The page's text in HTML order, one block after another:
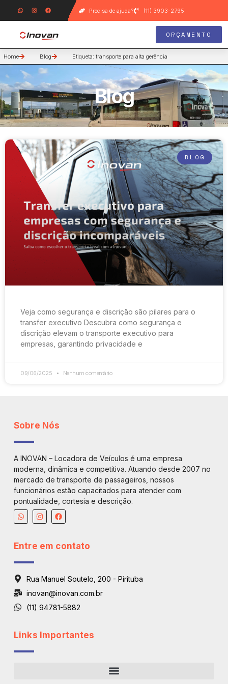
Precisa de ajuda? (11) 3903-2795
ORÇAMENTO
Home Blog Etiqueta: transporte para alta gerência
Blog
BLOG
Veja como segurança e discrição são pilares para o
transfer executivo Descubra como segurança e
discrição elevam o transporte executivo para
empresas, garantindo privacidade e
09/06/2025 Nenhum comentário
Sobre Nós
A INOVAN – Locadora de Veículos é uma empresa
moderna, dinâmica e competitiva. Atuando desde 2007 no
mercado de transporte de passageiros, nossos
funcionários estão capacitados para atender com
pontualidade, cortesia e descrição.
Entre em contato
Rua Manuel Soutelo, 200 - Pirituba
inovan@inovan.com.br
(11) 94781-5882
Links Importantes